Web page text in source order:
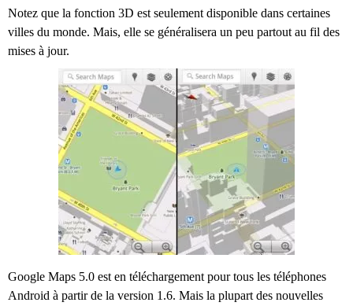
Notez que la fonction 3D est seulement disponible dans certaines
villes du monde. Mais, elle se généralisera un peu partout au fil des
mises à jour.
Google Maps 5.0 est en téléchargement pour tous les téléphones
Android à partir de la version 1.6. Mais la plupart des nouvelles